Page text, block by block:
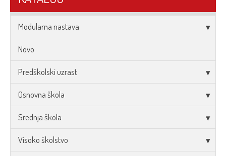
Modularna nastava
Novo
Predškolski uzrast
Osnovna škola
Srednja škola
Visoko školstvo